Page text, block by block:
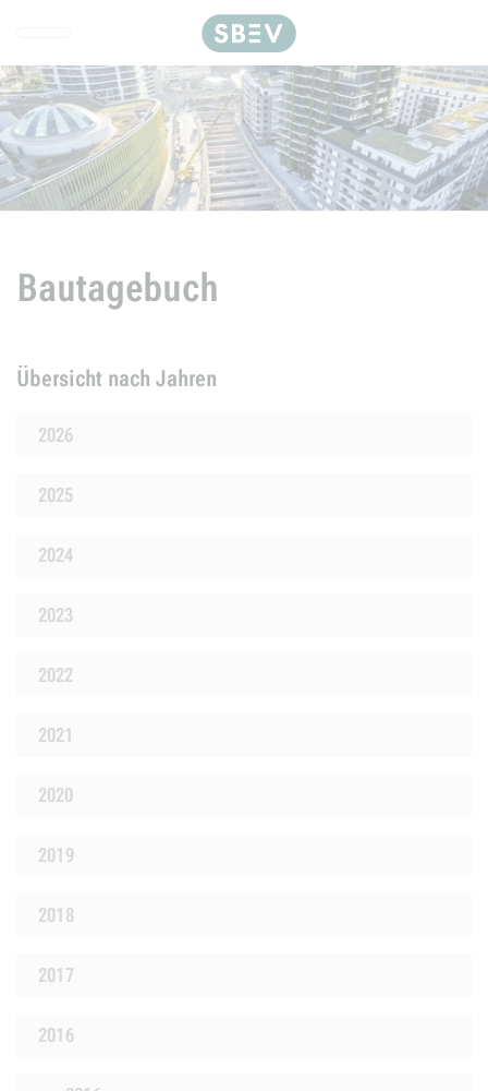
Direkt zur Hauptnavigation
Direkt zum Inhalt springen
Webseiten-Barriere melden
Bautagebuch
Übersicht nach Jahren
2026
2025
2024
2023
2022
2021
2020
2019
2018
2017
2016